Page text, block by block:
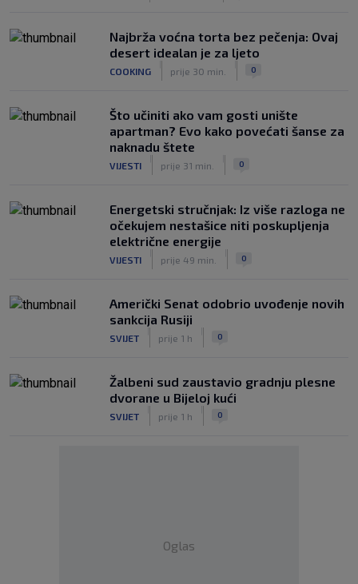
Najbrža voćna torta bez pečenja: Ovaj
desert idealan je za ljeto
COOKING prije 30 min. 0
Što učiniti ako vam gosti unište
apartman? Evo kako povećati šanse za
naknadu štete
VIJESTI prije 31 min. 0
Energetski stručnjak: Iz više razloga ne
očekujem nestašice niti poskupljenja
električne energije
VIJESTI prije 49 min. 0
Američki Senat odobrio uvođenje novih
sankcija Rusiji
SVIJET prije 1 h 0
Žalbeni sud zaustavio gradnju plesne
dvorane u Bijeloj kući
SVIJET prije 1 h 0
Oglas